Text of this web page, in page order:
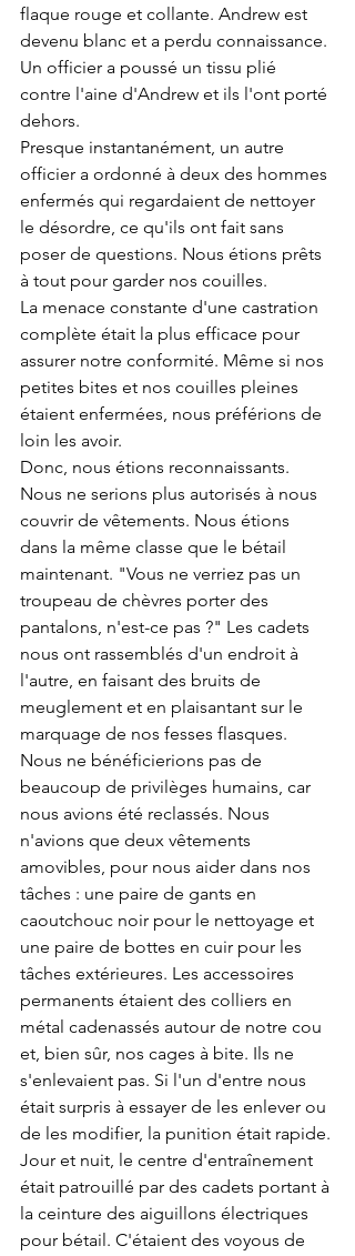
flaque rouge et collante. Andrew est
devenu blanc et a perdu connaissance.
Un officier a poussé un tissu plié
contre l'aine d'Andrew et ils l'ont porté
dehors.
Presque instantanément, un autre
officier a ordonné à deux des hommes
enfermés qui regardaient de nettoyer
le désordre, ce qu'ils ont fait sans
poser de questions. Nous étions prêts
à tout pour garder nos couilles.
La menace constante d'une castration
complète était la plus efficace pour
assurer notre conformité. Même si nos
petites bites et nos couilles pleines
étaient enfermées, nous préférions de
loin les avoir.
Donc, nous étions reconnaissants.
Nous ne serions plus autorisés à nous
couvrir de vêtements. Nous étions
dans la même classe que le bétail
maintenant. "Vous ne verriez pas un
troupeau de chèvres porter des
pantalons, n'est-ce pas ?" Les cadets
nous ont rassemblés d'un endroit à
l'autre, en faisant des bruits de
meuglement et en plaisantant sur le
marquage de nos fesses flasques.
Nous ne bénéficierions pas de
beaucoup de privilèges humains, car
nous avions été reclassés. Nous
n'avions que deux vêtements
amovibles, pour nous aider dans nos
tâches : une paire de gants en
caoutchouc noir pour le nettoyage et
une paire de bottes en cuir pour les
tâches extérieures. Les accessoires
permanents étaient des colliers en
métal cadenassés autour de notre cou
et, bien sûr, nos cages à bite. Ils ne
s'enlevaient pas. Si l'un d'entre nous
était surpris à essayer de les enlever ou
de les modifier, la punition était rapide.
Jour et nuit, le centre d'entraînement
était patrouillé par des cadets portant à
la ceinture des aiguillons électriques
pour bétail. C'étaient des voyous de